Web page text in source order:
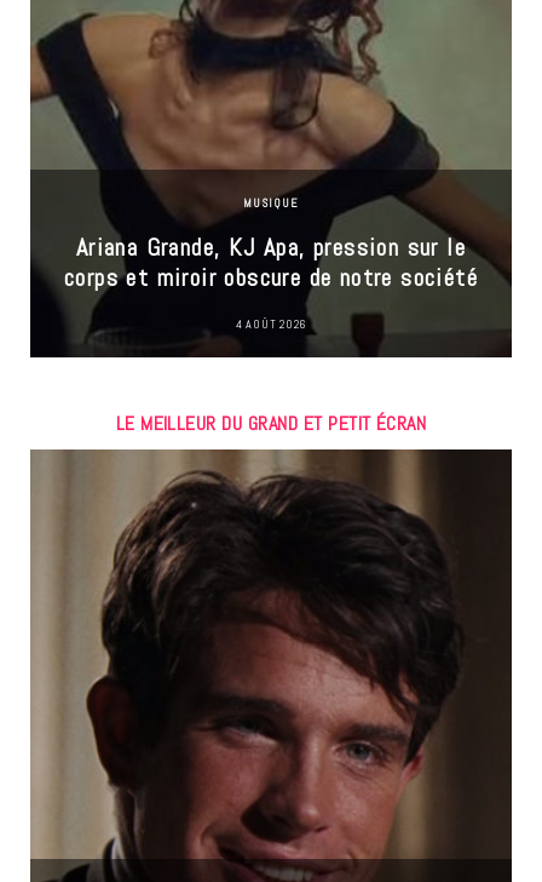
MUSIQUE
Ariana Grande, KJ Apa, pression sur le
corps et miroir obscure de notre société
4 AOÛT 2026
LE MEILLEUR DU GRAND ET PETIT ÉCRAN